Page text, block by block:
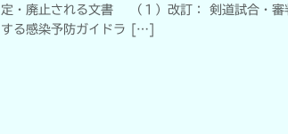
定・廃止される文書 （１）改訂： 剣道試合・
する感染予防ガイドラ […]